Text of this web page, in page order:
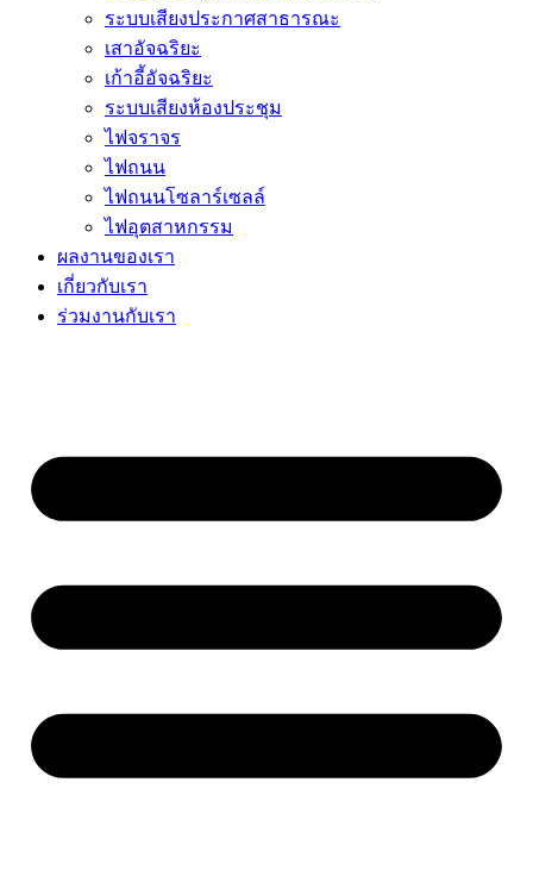
ระบบเสียงประกาศสาธารณะ
เสาอัจฉริยะ
เก้าอี้อัจฉริยะ
ระบบเสียงห้องประชุม
ไฟจราจร
ไฟถนน
ไฟถนนโซลาร์เซลล์
ไฟอุตสาหกรรม
ผลงานของเรา
เกี่ยวกับเรา
ร่วมงานกับเรา